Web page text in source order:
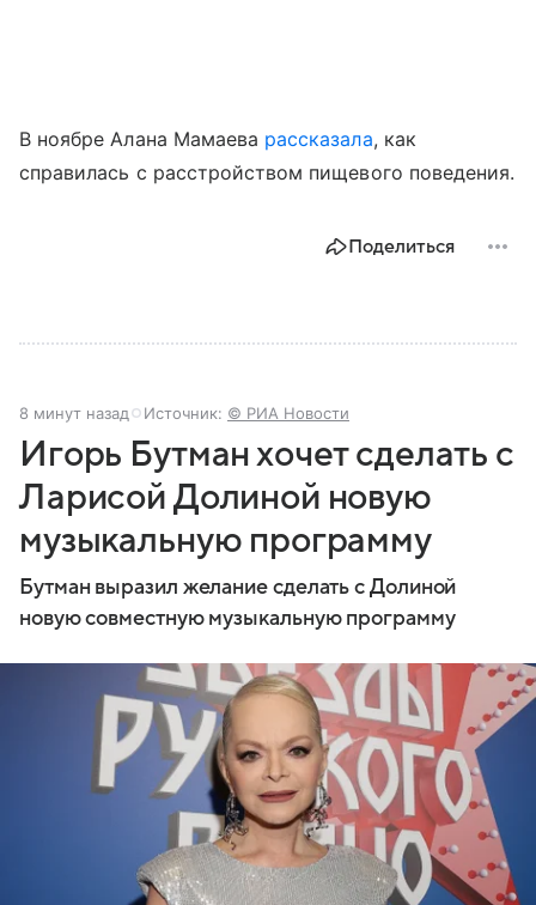
В ноябре Алана Мамаева рассказала, как
справилась с расстройством пищевого поведения.
Поделиться
8 минут назад Источник: © РИА Новости
Игорь Бутман хочет сделать с
Ларисой Долиной новую
музыкальную программу
Бутман выразил желание сделать с Долиной
новую совместную музыкальную программу